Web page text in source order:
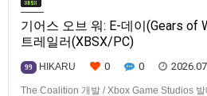
기어스 오브 워: E-데이(Gears of
트레일러(XBSX/PC)
99 HIKARU 0 0
The Coalition 개발 / Xbox Game Studios 발